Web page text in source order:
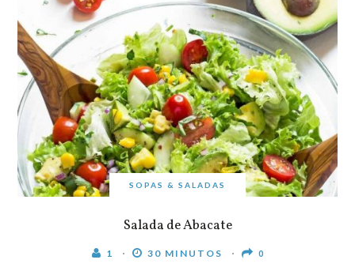
SOPAS & SALADAS
Salada de Abacate
1 30 MINUTOS 0